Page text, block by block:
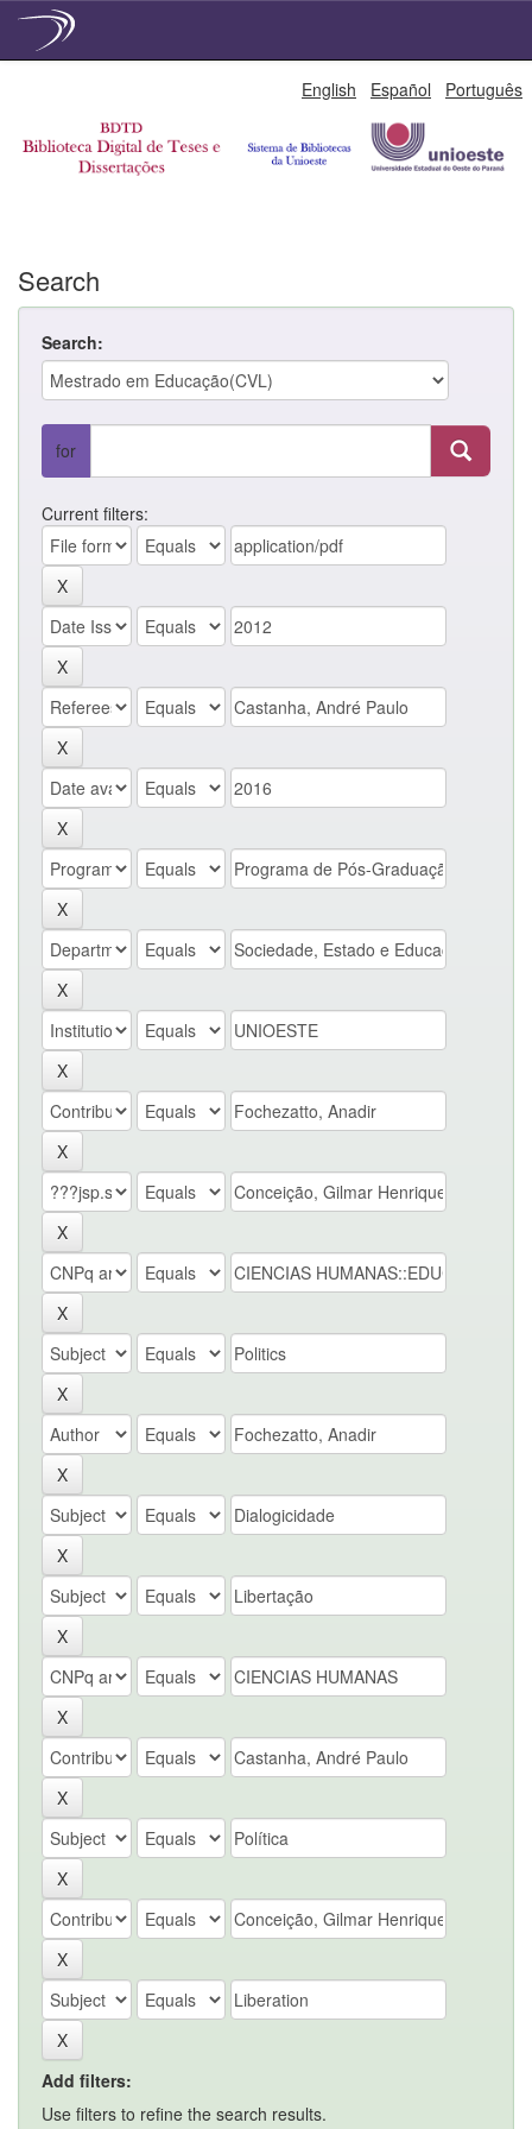
English Español Português
Search
Search:
for
Current filters:
Add filters:
Use filters to refine the search results.